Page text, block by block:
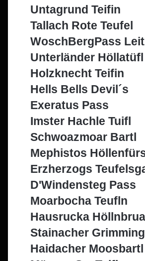
Untagrund Teifin
Tallach Rote Teufel
WoschBergPass
Unterländer Höllatüfl
Holzknecht Teifin
Hells Bells Devil´s
Exeratus Pass
Imster Hachle Tuifl
Schwoazmoar Bartl
Mephistos
Erzherzogs
D'Windensteg Pass
Moarbocha Teufln
Hausrucka
Stainacher
Haidacher Moosbartl